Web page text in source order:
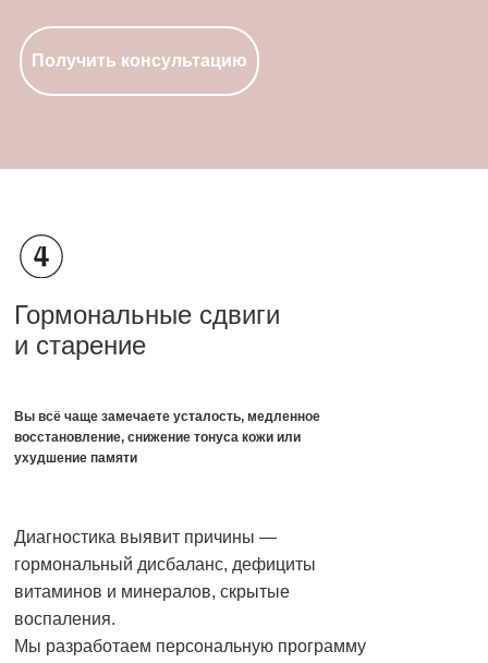
Получить консультацию
Гормональные сдвиги
и старение
Вы всё чаще замечаете усталость, медленное
восстановление, снижение тонуса кожи или
ухудшение памяти
Диагностика выявит причины —
гормональный дисбаланс, дефициты
витаминов и минералов, скрытые
воспаления.
Мы разработаем персональную программу